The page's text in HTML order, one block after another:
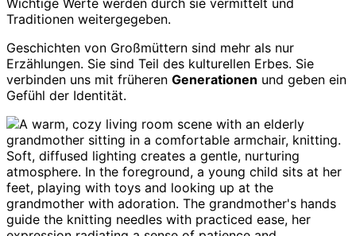
Wichtige Werte werden durch sie vermittelt und
Traditionen weitergegeben.
Geschichten von Großmüttern sind mehr als nur
Erzählungen. Sie sind Teil des kulturellen Erbes. Sie
verbinden uns mit früheren Generationen und geben ein
Gefühl der Identität.